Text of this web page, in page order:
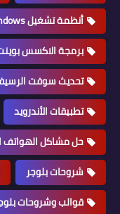
أنظمة تشغيل Windows
برمجة الاكسس
تحديث سوفت
تطبيقات الأندرويد
حل مشاكل الهواتف
شروحات بلوجر
قوالب وشروحات